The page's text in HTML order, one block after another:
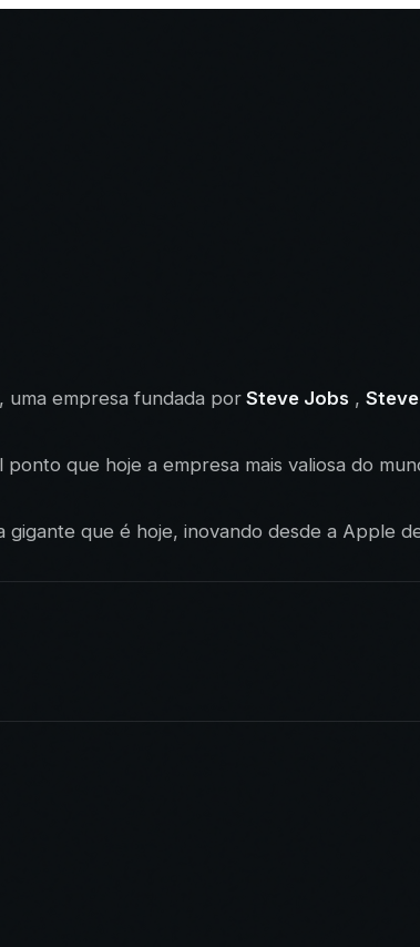
uma empresa fundada por Steve Jobs ,
que hoje a empresa mais valiosa do
que é hoje, inovando desde a Apple